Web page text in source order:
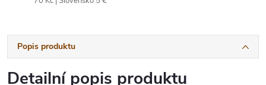
Popis produktu
Detailní popis produktu